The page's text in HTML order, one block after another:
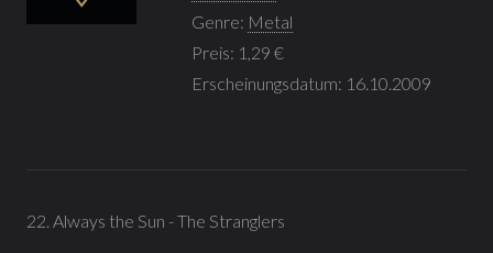
Genre: Metal
Preis: 1,29 €
Erscheinungsdatum: 16.10.2009
22. Always the Sun - The Stranglers